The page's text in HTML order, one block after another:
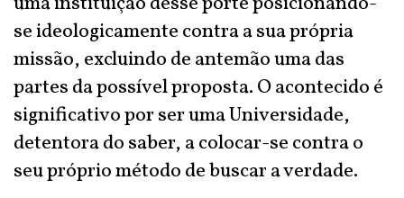
se ideologicamente contra a sua própria
missão, excluindo de antemão uma das
partes da possível proposta. O acontecido é
significativo por ser uma Universidade,
detentora do saber, a colocar-se contra o
seu próprio método de buscar a verdade.